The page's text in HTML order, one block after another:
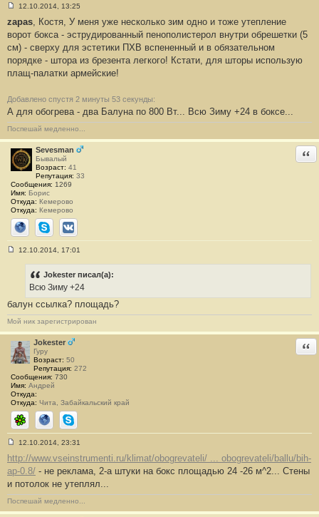
о
о
б
щ
е
н
и
2
12.10.2014, 13:25
zapas , Костя, У меня уже несколько зим одно и тоже утепление
ворот бокса - эструдированный пенополистерол внутри обрешетки (5
см) - сверху для эстетики ПХВ вспененный и в обязательном
порядке - штора из брезента легкого! Кстати, для шторы использую
плащ-палатки армейские!
Добавлено спустя 2 минуты 53 секунды:
А для обогрева - два Балуна по 800 Вт... Всю Зиму +24 в боксе...
Поспешай медленно...
Sevesman
Бывалый
Возраст: 41
Репутация: 33
Сообщения: 1269
Имя: Борис
Откуда: Кемерово
Откуда: Кемерово
СайтSkypeВКонтакте
н
и
е
#
3
0
12.10.2014, 17:01
Jokester писал(а):
Всю Зиму +24
балун ссылка? площадь?
Мой ник зарегистрирован
Jokester
Гуру
Возраст: 50
Репутация: 272
Сообщения: 730
Имя: Андрей
Откуда:
Откуда: Чита, Забайкальский край
ICQ СайтSkype
о
о
б
щ
н
12.10.2014, 23:31
http://www.vseinstrumenti.ru/klimat/obogrevateli/ ... obogrevateli/ballu/bih-
ap-0.8/ - не реклама, 2-а штуки на бокс площадью 24 -26 м^2... Стены
и потолок не утеплял...
Поспешай медленно...